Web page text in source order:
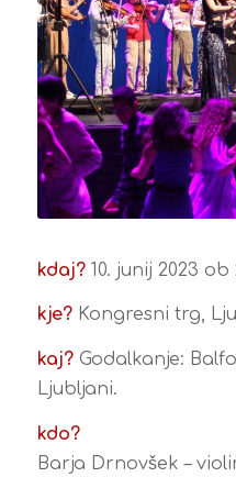
kdaj?10. junij 2023 ob
kje?Kongresni trg,
kaj? Godalkanje:
Ljubljani.
kdo?
Barja Drnovšek –